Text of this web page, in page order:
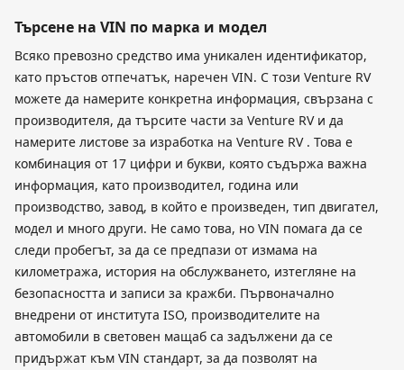
Търсене на VIN по марка и модел
Всяко превозно средство има уникален идентификатор,
като пръстов отпечатък, наречен VIN. С този Venture RV
можете да намерите конкретна информация, свързана с
производителя, да търсите части за Venture RV и да
намерите листове за изработка на Venture RV . Това е
комбинация от 17 цифри и букви, която съдържа важна
информация, като производител, година или
производство, завод, в който е произведен, тип двигател,
модел и много други. Не само това, но VIN помага да се
следи пробегът, за да се предпази от измама на
километража, история на обслужването, изтегляне на
безопасността и записи за кражби. Първоначално
внедрени от института ISO, производителите на
автомобили в световен мащаб са задължени да се
придържат към VIN стандарт, за да позволят на